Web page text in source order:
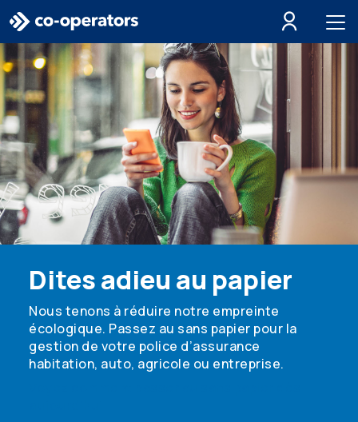
Passer à la recherche
Passer au menu principal
Passer au contenu principal
Passer au pied de page
Dites adieu au papier
Nous tenons à réduire notre empreinte
écologique. Passez au sans papier pour la
gestion de votre police d’assurance
habitation, auto, agricole ou entreprise.